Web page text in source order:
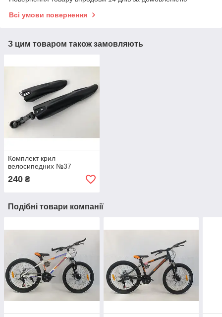
Всі умови повернення
З цим товаром також замовляють
Комплект крил
велосипедних №37
240 ₴
Подібні товари компанії